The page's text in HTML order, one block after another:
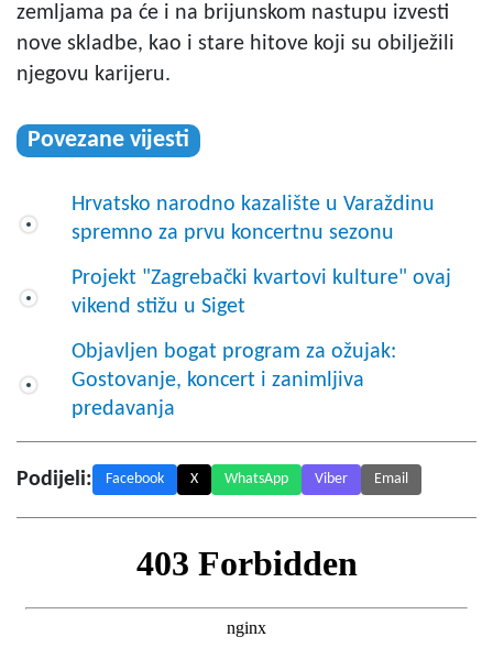
zemljama pa će i na brijunskom nastupu izvesti
nove skladbe, kao i stare hitove koji su obilježili
njegovu karijeru.
Povezane vijesti
Hrvatsko narodno kazalište u Varaždinu
spremno za prvu koncertnu sezonu
Projekt "Zagrebački kvartovi kulture" ovaj
vikend stižu u Siget
Objavljen bogat program za ožujak:
Gostovanje, koncert i zanimljiva
predavanja
Podijeli: Facebook X WhatsApp Viber Email